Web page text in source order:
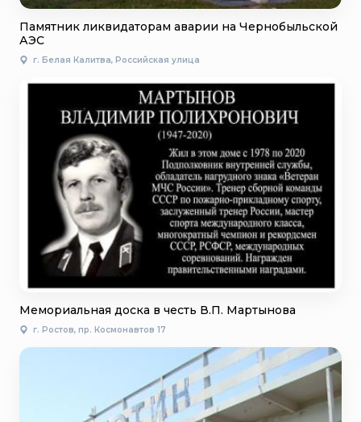
Памятник ликвидаторам аварии на Чернобыльской
АЭС
г. Белая Калитва, Российская улица
Мемориальная доска в честь В.П. Мартынова
г. Ростов, пр. Космонавтов 17